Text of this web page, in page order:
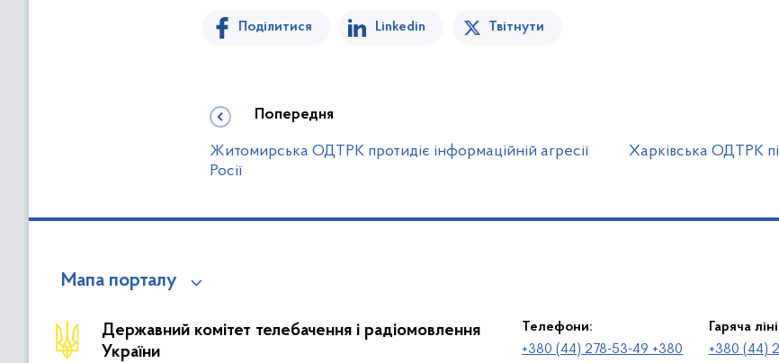
Поділитися Linkedin Твітнути
Попередня
Житомирська ОДТРК протидіє інформаційній агресії
Росії
Харківська ОДТРК
Мапа порталу
Державний комітет телебачення і радіомовлення
України
Телефони:
+380 (44) 278-53-49 +380
Гаряча
+380 (44)